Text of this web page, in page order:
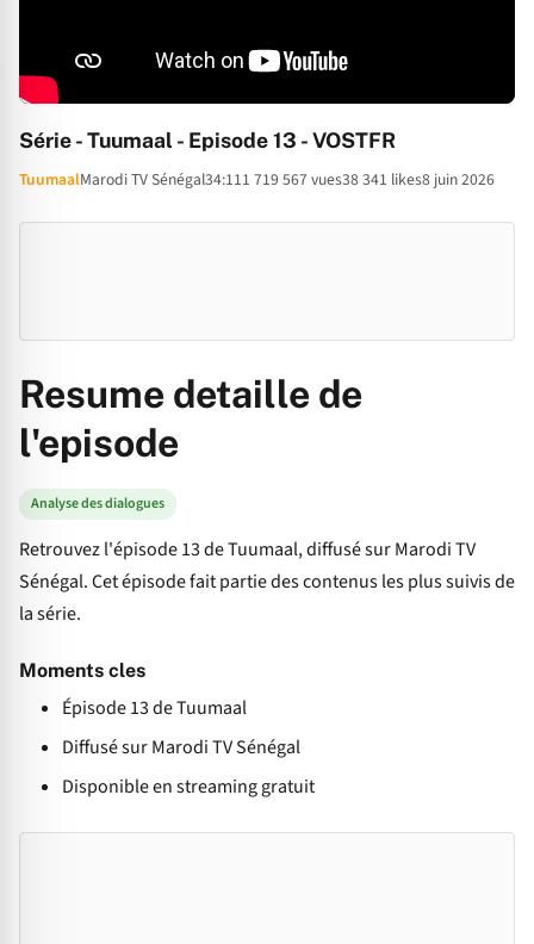
Série - Tuumaal - Episode 13 - VOSTFR
TuumaalMarodi TV Sénégal34:111 719 567 vues38 341 likes8 juin 2026
Resume detaille de
l'episode
Analyse des dialogues
Retrouvez l'épisode 13 de Tuumaal, diffusé sur Marodi TV
Sénégal. Cet épisode fait partie des contenus les plus suivis de
la série.
Moments cles
Épisode 13 de Tuumaal
Diffusé sur Marodi TV Sénégal
Disponible en streaming gratuit